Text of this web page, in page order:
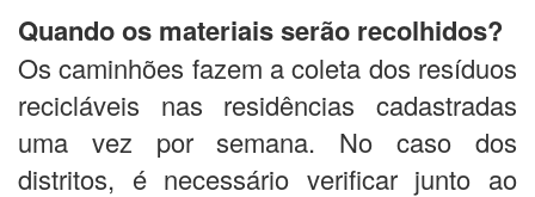
Quando os materiais serão recolhidos?
Os caminhões fazem a coleta dos resíduos
recicláveis nas residências cadastradas
uma vez por semana. No caso dos
distritos, é necessário verificar junto ao